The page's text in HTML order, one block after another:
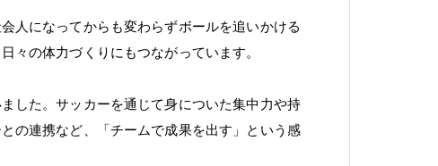
人になってからも変わらずボールを追いかける
々の体力づくりにもつながっています。
した。サッカーを通じて身についた集中力や持
の連携など、「チームで成果を出す」という感